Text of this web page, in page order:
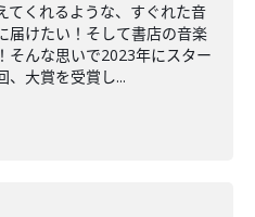
てくれるような、すぐれた音
届けたい！そして書店の音楽
そんな思いで2023年にスター
、大賞を受賞し...